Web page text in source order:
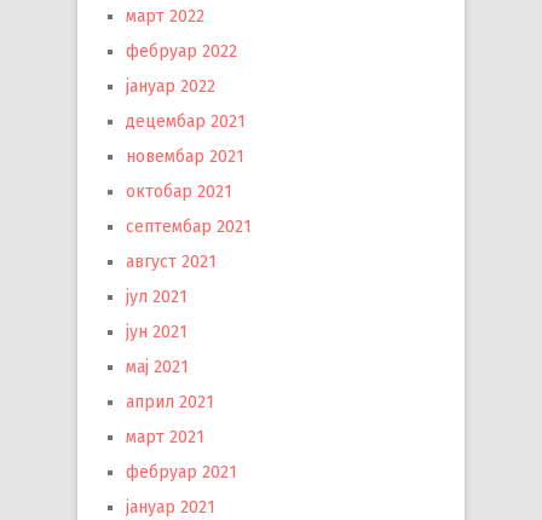
март 2022
фебруар 2022
јануар 2022
децембар 2021
новембар 2021
октобар 2021
септембар 2021
август 2021
јул 2021
јун 2021
мај 2021
април 2021
март 2021
фебруар 2021
јануар 2021